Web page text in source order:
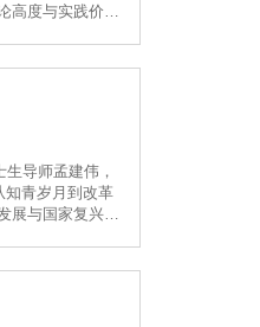
度与实践价值
导师孟建伟，
知青岁月到改革
与国家复兴的